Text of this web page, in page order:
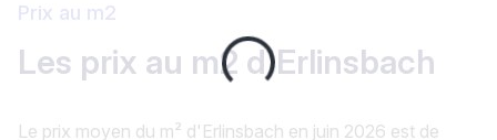
Loading...
Prix au m2
Les prix au m2 d'Erlinsbach
Le prix moyen du m² d'Erlinsbach en juin 2026 est de